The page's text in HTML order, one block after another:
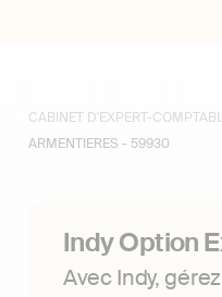
CABINET D'EXPERT-
ARMENTIERES - 59930
Indy Option
Avec Indy,